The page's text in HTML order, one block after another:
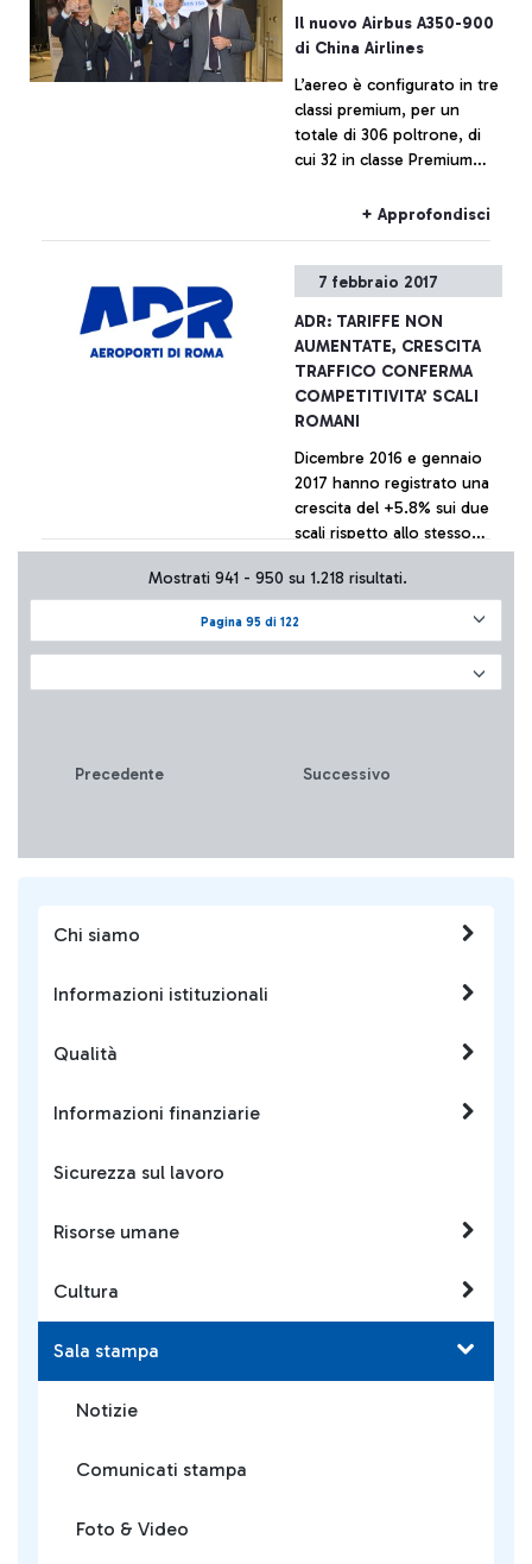
Chi siamo
Informazioni istituzionali
Qualità
Informazioni finanziarie
Sicurezza sul lavoro
Risorse umane
Cultura
Sala stampa
Notizie
Comunicati stampa
Foto & Video
Il nuovo Airbus A350-900
di China Airlines
L’aereo è configurato in tre
classi premium, per un
totale di 306 poltrone, di
cui 32 in classe Premium
letti lie-flat+ Approfondisci
7 febbraio 2017
ADR: TARIFFE NON
AUMENTATE, CRESCITA
TRAFFICO CONFERMA
COMPETITIVITA’ SCALI
ROMANI
Dicembre 2016 e gennaio
2017 hanno registrato una
crescita del +5.8% sui due
scali rispetto allo stesso
periodo 2015/2016
+ Approfondisci
Pagina 95 di 122
Mostrati 941 - 950 su 1.218 risultati.
Precedente Successivo